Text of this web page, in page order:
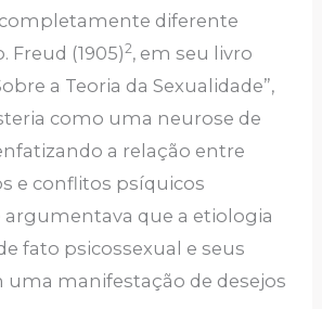
diferente
Freud (1905)2, em seu livro
a Teoria da Sexualidade”,
como uma neurose de
a relação entre
e conflitos psíquicos
argumentava que a etiologia
fato psicossexual e seus
uma manifestação de desejos